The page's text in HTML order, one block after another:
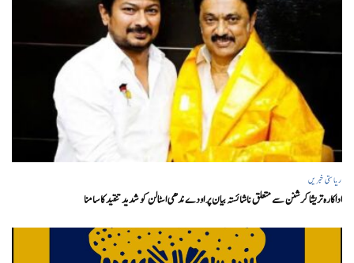
ریاستی خبریں
اداکارہ تریشا کرشنن سے متعلق ناشائستہ بیان پر اودے ندھی اسٹالن کو شدید تنقید کا سامنا